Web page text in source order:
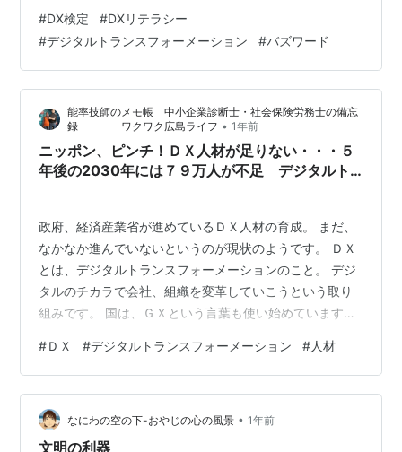
テストじゃなくて、60分で120問を解く超スピード勝
負！ 合格不合格ではなく、スコアでレベル認定されるこ
のスピード検定について解説するね！ DX検定ってどんな
資格？ メリット・注意点 どんな人向けか 受験条件 難易
度・試験形式・合格点 勉強時間・コツ 受験料と申し込み
方法 よく…
#DX検定 #DXリテラシー
#デジタルトランスフォーメーション #バズワード
能率技師のメモ帳 中小企業診断士・社会保険労務士の備忘
録 ワクワク広島ライフ • 1年前
ニッポン、ピンチ！ＤＸ人材が足りない・・・５
年後の2030年には７９万人が不足 デジタルト
政府、経済産業省が進めているＤＸ人材の育成。 まだ、
なかなか進んでいないというのが現状のようです。 ＤＸ
とは、デジタルトランスフォーメーションのこと。 デジ
タルのチカラで会社、組織を変革していこうという取り
組みです。 国は、ＧＸという言葉も使い始めています
ン・・・環境経営、ＳＤＧｓ実現に向けてサステナブル
に経営していきましょうという動きです。 ＤＸ人材が足
りない。 ５年後の2030年には、７９万人が不足すると推
測されています。 日本の会社がＤＸの導入、定着が出来
ない理由のダントツの１位が「ＤＸ人材がいない」とい
#ＤＸ #デジタルトランスフォーメーション #人材
なにわの空の下-おやじの心の風景 • 1年前
文明の利器